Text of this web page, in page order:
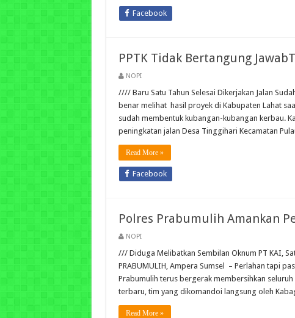
Facebook
PPTK Tidak Bertangung
NOPI
//// Baru Satu Tahun Selesai Dikerjakan Jalan
benar melihat hasil proyek di Kabupaten Lahat
sudah membentuk kubangan-kubangan kerbau.
peningkatan jalan Desa Tinggihari Kecamatan
Read More »
Facebook
Polres Prabumulih Amankan
NOPI
/// Diduga Melibatkan Sembilan Oknum PT KAI,
PRABUMULIH, Ampera Sumsel – Perlahan tapi
Prabumulih terus bergerak membersihkan
terbaru, tim yang dikomandoi langsung oleh
Read More »